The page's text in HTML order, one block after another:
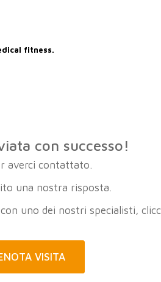
fitness.
con successo!
averci contattato.
una nostra risposta.
uno dei nostri specialisti,
VISITA